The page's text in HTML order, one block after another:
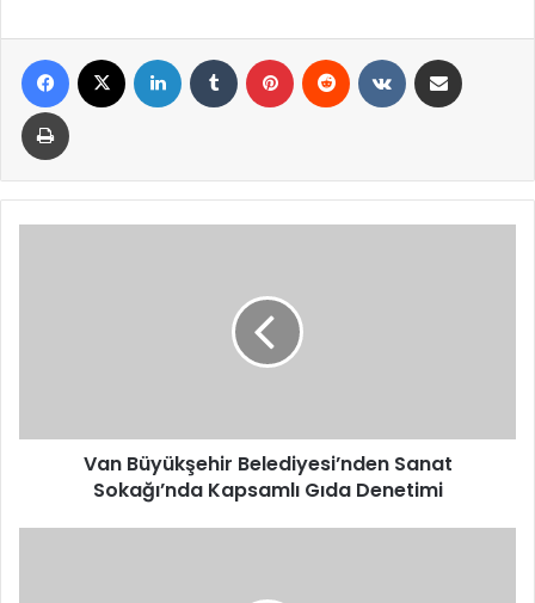
Facebook LinkedIn Tumblr Pinterest Reddit VKontakte
Yazdır
Van Büyükşehir Belediyesi’nden Sanat
Sokağı’nda Kapsamlı Gıda Denetimi